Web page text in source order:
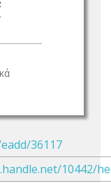
36117
10442/